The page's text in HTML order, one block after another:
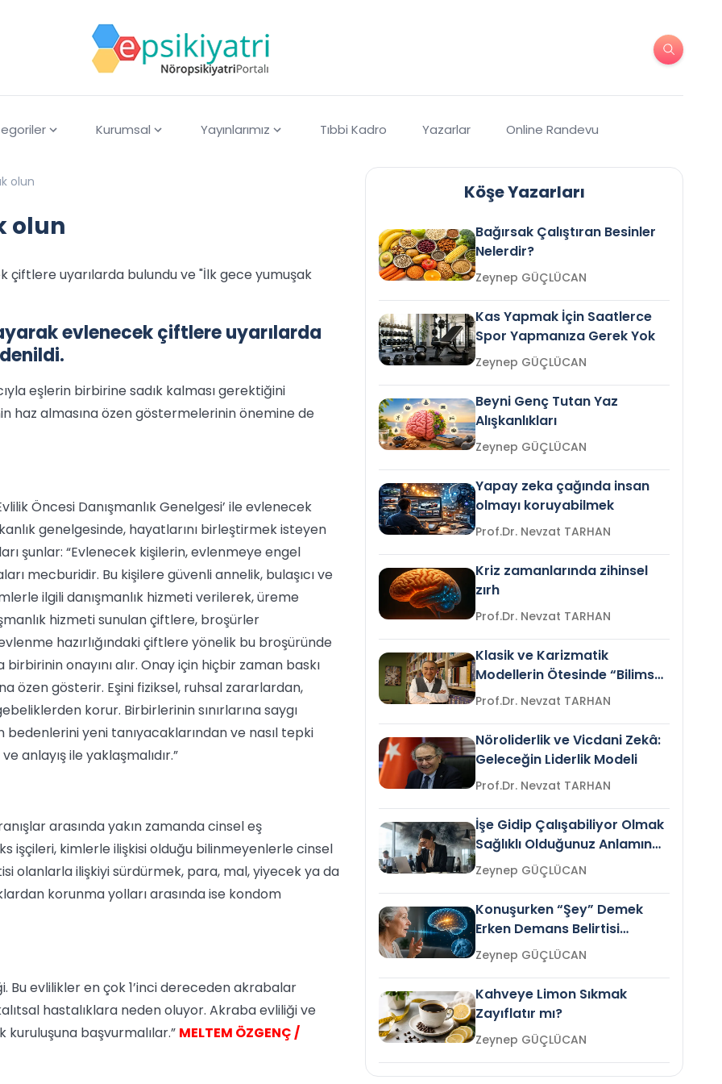
Kurumsal Yayınlarımız Tıbbi Kadro Yazarlar Online Randevu
olun
olun
çiftlere uyarılarda bulundu ve "İlk gece yumuşak
evlenecek çiftlere uyarılarda
eşlerin birbirine sadık kalması gerektiğini
haz almasına özen göstermelerinin önemine de
Öncesi Danışmanlık Genelgesi’ ile evlenecek
genelgesinde, hayatlarını birleştirmek isteyen
şunlar: “Evlenecek kişilerin, evlenmeye engel
mecburidir. Bu kişilere güvenli annelik, bulaşıcı ve
ilgili danışmanlık hizmeti verilerek, üreme
hizmeti sunulan çiftlere, broşürler
hazırlığındaki çiftlere yönelik bu broşüründe
onayını alır. Onay için hiçbir zaman baskı
özen gösterir. Eşini fiziksel, ruhsal zararlardan,
korur. Birbirlerinin sınırlarına saygı
yeni tanıyacaklarından ve nasıl tepki
anlayış ile yaklaşmalıdır.”
arasında yakın zamanda cinsel eş
işçileri, kimlerle ilişkisi olduğu bilinmeyenlerle cinsel
olanlarla ilişkiyi sürdürmek, para, mal, yiyecek ya da
korunma yolları arasında ise kondom
Bu evlilikler en çok 1’inci dereceden akrabalar
hastalıklara neden oluyor. Akraba evliliği ve
kuruluşuna başvurmalılar.” MELTEM ÖZGENÇ /
Köşe Yazarları
Bağırsak Çalıştıran Besinler
Nelerdir?
Zeynep GÜÇLÜCAN
Kas Yapmak İçin Saatlerce
Spor Yapmanıza Gerek Yok
Zeynep GÜÇLÜCAN
Beyni Genç Tutan Yaz
Alışkanlıkları
Zeynep GÜÇLÜCAN
Yapay zeka çağında insan
olmayı koruyabilmek
Prof.Dr. Nevzat TARHAN
Kriz zamanlarında zihinsel
zırh
Prof.Dr. Nevzat TARHAN
Klasik ve Karizmatik
Modellerin Ötesinde “Bilimsel
Liderlik”
Prof.Dr. Nevzat TARHAN
Nöroliderlik ve Vicdani Zekâ:
Geleceğin Liderlik Modeli
Prof.Dr. Nevzat TARHAN
İşe Gidip Çalışabiliyor Olmak
Sağlıklı Olduğunuz Anlamına
Gelir mi?Zeynep GÜÇLÜCAN
Konuşurken “Şey” Demek
Erken Demans Belirtisi
Olabilir mi?Zeynep GÜÇLÜCAN
Kahveye Limon Sıkmak
Zayıflatır mı?
Zeynep GÜÇLÜCAN